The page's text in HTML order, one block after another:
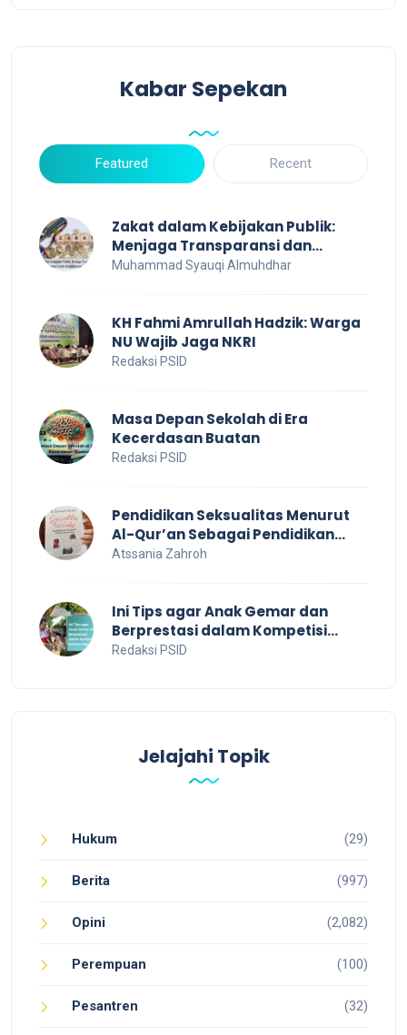
Kabar Sepekan
Featured Recent
Zakat dalam Kebijakan Publik:
Menjaga Transparansi dan
Efisiensi untuk Kesejahteraan
Muhammad Syauqi Almuhdhar
KH Fahmi Amrullah Hadzik: Warga
NU Wajib Jaga NKRI
Redaksi PSID
Masa Depan Sekolah di Era
Kecerdasan Buatan
Redaksi PSID
Pendidikan Seksualitas Menurut
Al-Qur’an Sebagai Pendidikan
Dalam Keluarga
Atssania Zahroh
Ini Tips agar Anak Gemar dan
Berprestasi dalam Kompetisi
Bahasa Inggris
Redaksi PSID
Jelajahi Topik
Hukum (29)
Berita (997)
Opini (2,082)
Perempuan (100)
Pesantren (32)